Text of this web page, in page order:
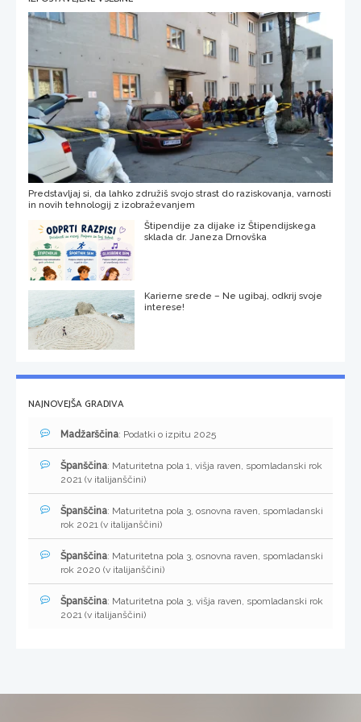
Predstavljaj si, da lahko združiš svojo strast do raziskovanja, varnosti
in novih tehnologij z izobraževanjem
Štipendije za dijake iz Štipendijskega
sklada dr. Janeza Drnovška
Karierne srede – Ne ugibaj, odkrij svoje
interese!
NAJNOVEJŠA GRADIVA
Madžarščina: Podatki o izpitu 2025
Španščina: Maturitetna pola 1, višja raven, spomladanski rok
2021 (v italijanščini)
Španščina: Maturitetna pola 3, osnovna raven, spomladanski
rok 2021 (v italijanščini)
Španščina: Maturitetna pola 3, osnovna raven, spomladanski
rok 2020 (v italijanščini)
Španščina: Maturitetna pola 3, višja raven, spomladanski rok
2021 (v italijanščini)